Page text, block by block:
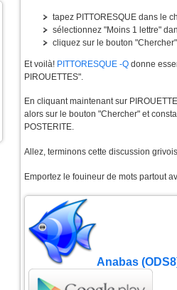
tapez PITTORESQUE dans le
sélectionnez "Moins 1 lettre"
cliquez sur le bouton "Chercher"
Et voilà! PITTORESQUE -Q donne
PIROUETTES".
En cliquant maintenant sur
alors sur le bouton "Chercher" et
POSTERITE.
Allez, terminons cette discussion
Emportez le fouineur de mots partout
Anabas